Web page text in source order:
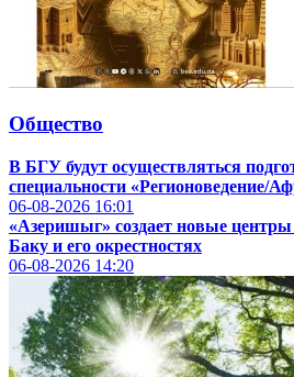
Общество
В БГУ будут осуществляться
специальности «Регионоведение/
06-08-2026 16:01
«Азеришыг» создает новые
Баку и его окрестностях
06-08-2026 14:20